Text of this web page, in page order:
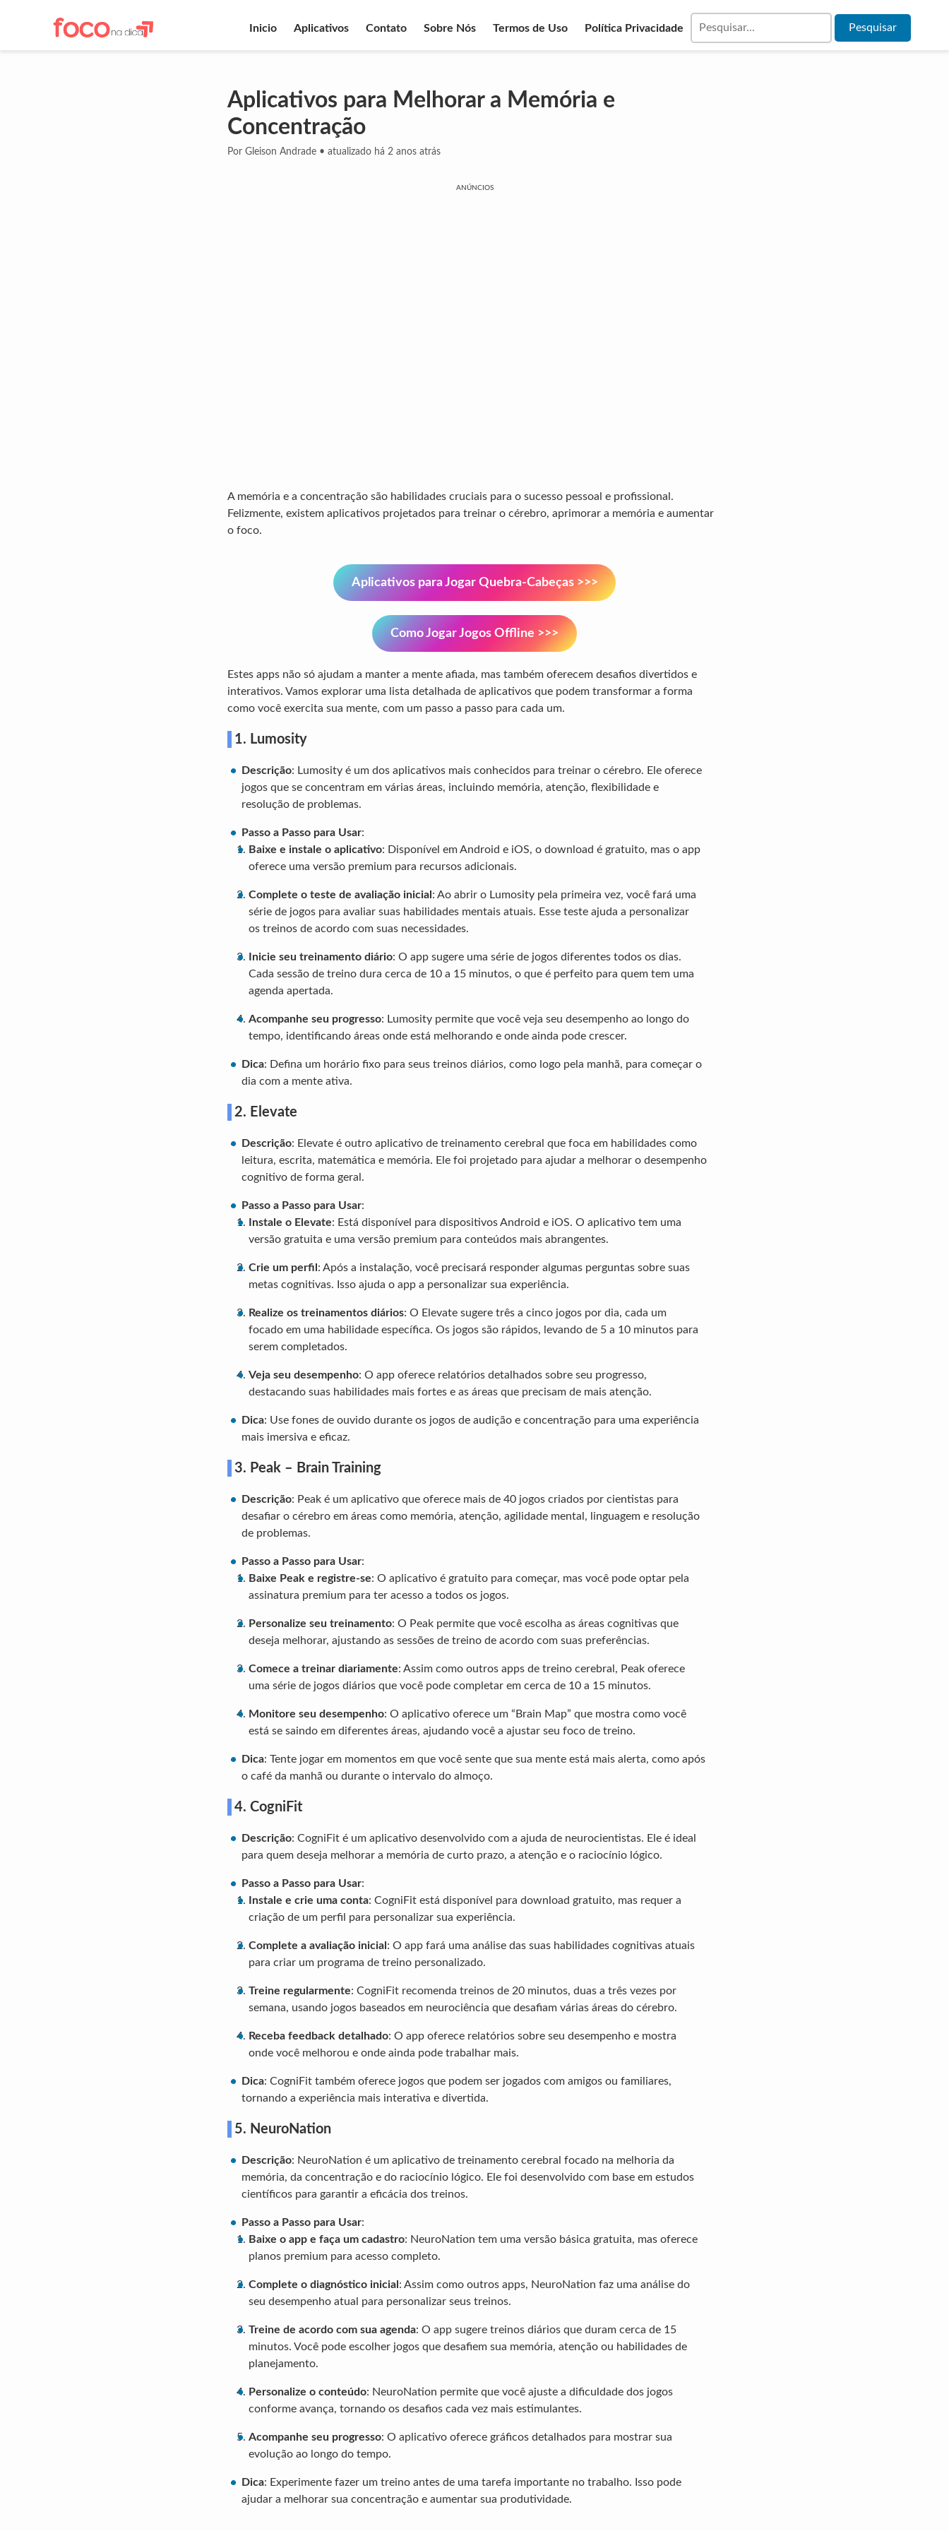
Inicio Aplicativos Contato Sobre Nós Termos de Uso Política Privacidade
Aplicativos para Melhorar a Memória e
Concentração
Por Gleison Andrade • atualizado há 2 anos atrás
ANÚNCIOS
A memória e a concentração são habilidades cruciais para o sucesso pessoal e profissional.
Felizmente, existem aplicativos projetados para treinar o cérebro, aprimorar a memória e aumentar
o foco.
Aplicativos para Jogar Quebra-Cabeças >>>
Como Jogar Jogos Offline >>>
Estes apps não só ajudam a manter a mente afiada, mas também oferecem desafios divertidos e
interativos. Vamos explorar uma lista detalhada de aplicativos que podem transformar a forma
como você exercita sua mente, com um passo a passo para cada um.
1. Lumosity
Descrição: Lumosity é um dos aplicativos mais conhecidos para treinar o cérebro. Ele oferece
jogos que se concentram em várias áreas, incluindo memória, atenção, flexibilidade e
resolução de problemas.
Passo a Passo para Usar:
Baixe e instale o aplicativo: Disponível em Android e iOS, o download é gratuito, mas o app
oferece uma versão premium para recursos adicionais.
Complete o teste de avaliação inicial : Ao abrir o Lumosity pela primeira vez, você fará uma
série de jogos para avaliar suas habilidades mentais atuais. Esse teste ajuda a personalizar
os treinos de acordo com suas necessidades.
Inicie seu treinamento diário: O app sugere uma série de jogos diferentes todos os dias.
Cada sessão de treino dura cerca de 10 a 15 minutos, o que é perfeito para quem tem uma
agenda apertada.
Acompanhe seu progresso: Lumosity permite que você veja seu desempenho ao longo do
tempo, identificando áreas onde está melhorando e onde ainda pode crescer.
Dica: Defina um horário fixo para seus treinos diários, como logo pela manhã, para começar o
dia com a mente ativa.
2. Elevate
Descrição: Elevate é outro aplicativo de treinamento cerebral que foca em habilidades como
leitura, escrita, matemática e memória. Ele foi projetado para ajudar a melhorar o desempenho
cognitivo de forma geral.
Passo a Passo para Usar:
Instale o Elevate: Está disponível para dispositivos Android e iOS. O aplicativo tem uma
versão gratuita e uma versão premium para conteúdos mais abrangentes.
Crie um perfil : Após a instalação, você precisará responder algumas perguntas sobre suas
metas cognitivas. Isso ajuda o app a personalizar sua experiência.
Realize os treinamentos diários: O Elevate sugere três a cinco jogos por dia, cada um
focado em uma habilidade específica. Os jogos são rápidos, levando de 5 a 10 minutos para
serem completados.
Veja seu desempenho: O app oferece relatórios detalhados sobre seu progresso,
destacando suas habilidades mais fortes e as áreas que precisam de mais atenção.
Dica: Use fones de ouvido durante os jogos de audição e concentração para uma experiência
mais imersiva e eficaz.
3. Peak – Brain Training
Descrição: Peak é um aplicativo que oferece mais de 40 jogos criados por cientistas para
desafiar o cérebro em áreas como memória, atenção, agilidade mental, linguagem e resolução
de problemas.
Passo a Passo para Usar:
Baixe Peak e registre-se: O aplicativo é gratuito para começar, mas você pode optar pela
assinatura premium para ter acesso a todos os jogos.
Personalize seu treinamento: O Peak permite que você escolha as áreas cognitivas que
deseja melhorar, ajustando as sessões de treino de acordo com suas preferências.
Comece a treinar diariamente: Assim como outros apps de treino cerebral, Peak oferece
uma série de jogos diários que você pode completar em cerca de 10 a 15 minutos.
Monitore seu desempenho: O aplicativo oferece um “Brain Map” que mostra como você
está se saindo em diferentes áreas, ajudando você a ajustar seu foco de treino.
Dica: Tente jogar em momentos em que você sente que sua mente está mais alerta, como após
o café da manhã ou durante o intervalo do almoço.
4. CogniFit
Descrição: CogniFit é um aplicativo desenvolvido com a ajuda de neurocientistas. Ele é ideal
para quem deseja melhorar a memória de curto prazo, a atenção e o raciocínio lógico.
Passo a Passo para Usar:
Instale e crie uma conta: CogniFit está disponível para download gratuito, mas requer a
criação de um perfil para personalizar sua experiência.
Complete a avaliação inicial : O app fará uma análise das suas habilidades cognitivas atuais
para criar um programa de treino personalizado.
Treine regularmente: CogniFit recomenda treinos de 20 minutos, duas a três vezes por
semana, usando jogos baseados em neurociência que desafiam várias áreas do cérebro.
Receba feedback detalhado: O app oferece relatórios sobre seu desempenho e mostra
onde você melhorou e onde ainda pode trabalhar mais.
Dica: CogniFit também oferece jogos que podem ser jogados com amigos ou familiares,
tornando a experiência mais interativa e divertida.
5. NeuroNation
Descrição: NeuroNation é um aplicativo de treinamento cerebral focado na melhoria da
memória, da concentração e do raciocínio lógico. Ele foi desenvolvido com base em estudos
científicos para garantir a eficácia dos treinos.
Passo a Passo para Usar:
Baixe o app e faça um cadastro: NeuroNation tem uma versão básica gratuita, mas oferece
planos premium para acesso completo.
Complete o diagnóstico inicial : Assim como outros apps, NeuroNation faz uma análise do
seu desempenho atual para personalizar seus treinos.
Treine de acordo com sua agenda: O app sugere treinos diários que duram cerca de 15
minutos. Você pode escolher jogos que desafiem sua memória, atenção ou habilidades de
planejamento.
Personalize o conteúdo: NeuroNation permite que você ajuste a dificuldade dos jogos
conforme avança, tornando os desafios cada vez mais estimulantes.
Acompanhe seu progresso: O aplicativo oferece gráficos detalhados para mostrar sua
evolução ao longo do tempo.
Dica: Experimente fazer um treino antes de uma tarefa importante no trabalho. Isso pode
ajudar a melhorar sua concentração e aumentar sua produtividade.